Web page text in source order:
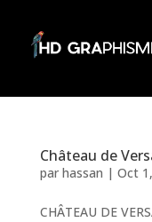
Château de
par hassan | Oct
CHÂTEAU DE